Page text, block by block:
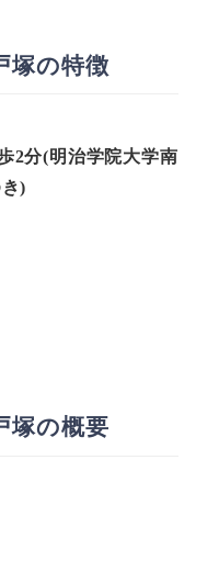
塚の特徴
2分(明治学院大学南
)
塚の概要